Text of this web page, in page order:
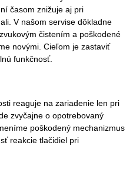
časom znižuje aj pri
V našom servise dôkladne
čistením a poškodené
novými. Cieľom je zastaviť
funkčnosť.
reaguje na zariadenie len pri
zvyčajne o opotrebovaný
poškodený mechanizmus
reakcie tlačidiel pri